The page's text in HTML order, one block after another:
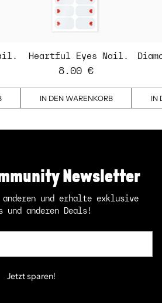
Heartful Eyes Nail
Strips - transparent
8.00 €
IN DEN WARENKORB IN
Newsletter
und erhalte exklusive
und anderen Deals!
Jetzt sparen!